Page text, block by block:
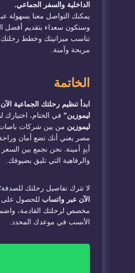
الداخلية والسفر الجماعي.
يمكنك التواصل معنا بسهولة عبر
وسنكون سعداء بتقديم أفضل
تناسب ميزانيتك وخطط رحلتك
مريحة وآمنة.
الخاتمة
ابدأ تنظيم رحلتك الجماعية
ليموزين” في الختام، اختيارك
ليموزين من بين شركات
مصر يعني أنك تضع أمان
أيدٍ أمينة. نحن نجمع بين السعر
والرفاهية التي تليق بضيوفك.
لا تترك تفاصيل رحلتك للصدفة؛
الآن عبر واتساب للحصول
مخصص لرحلتك القادمة،
الأنسب في موعدك المحدد.